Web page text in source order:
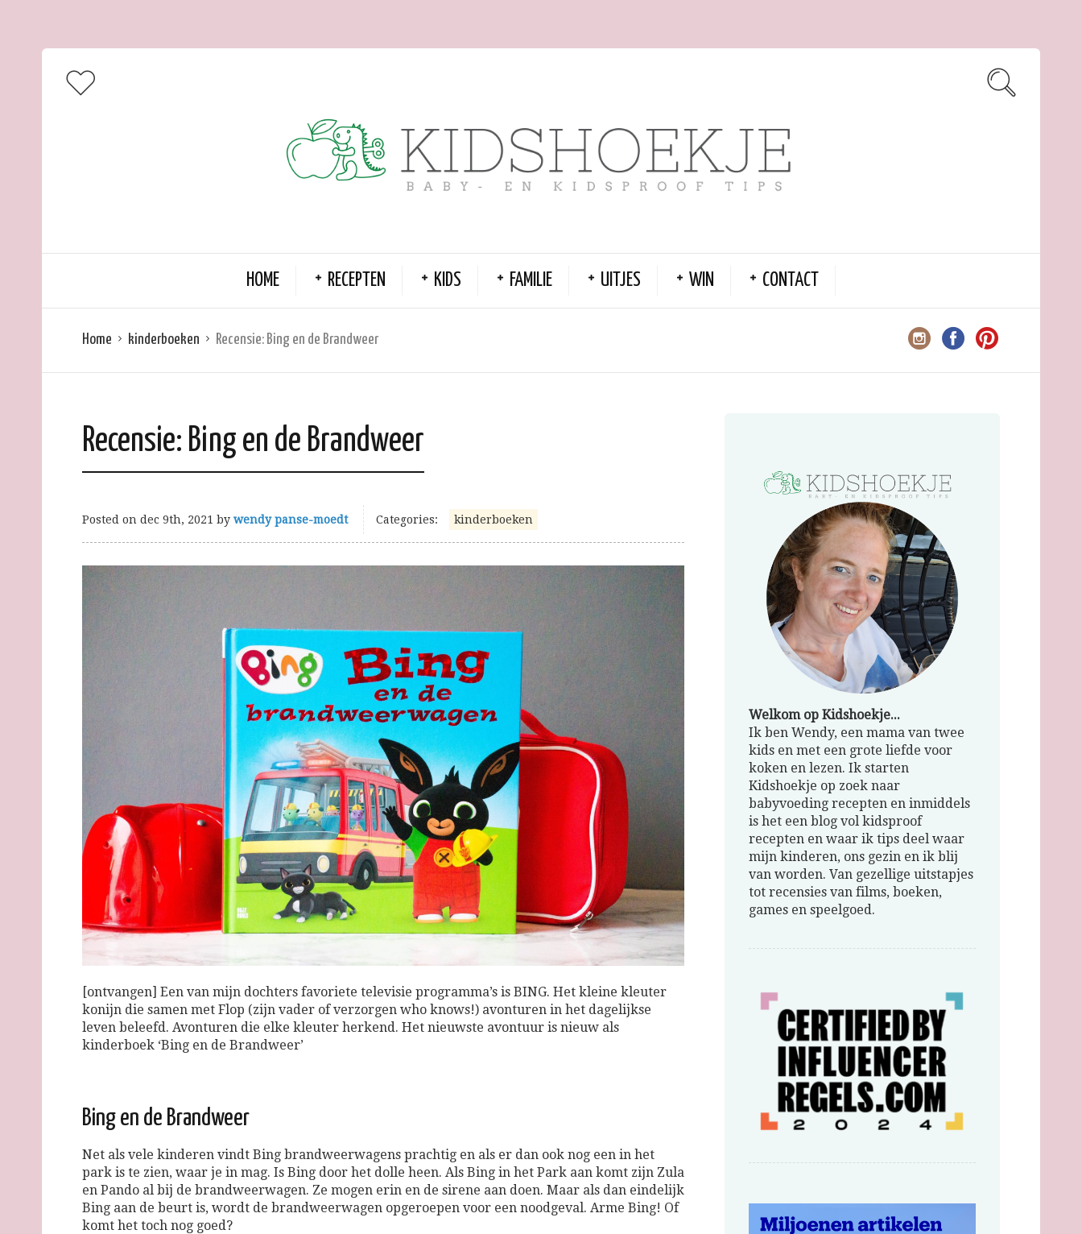
HOME RECEPTEN KIDS FAMILIE UITJES WIN CONTACT
Home kinderboeken Recensie: Bing en de Brandweer
Recensie: Bing en de Brandweer
Posted on dec 9th, 2021 by wendy panse-moedt Categories: kinderboeken
[ontvangen] Een van mijn dochters favoriete televisie programma’s is BING. Het kleine kleuter
konijn die samen met Flop (zijn vader of verzorgen who knows!) avonturen in het dagelijkse
leven beleefd. Avonturen die elke kleuter herkend. Het nieuwste avontuur is nieuw als
kinderboek ‘Bing en de Brandweer’
Bing en de Brandweer
Net als vele kinderen vindt Bing brandweerwagens prachtig en als er dan ook nog een in het
park is te zien, waar je in mag. Is Bing door het dolle heen. Als Bing in het Park aan komt zijn Zula
en Pando al bij de brandweerwagen. Ze mogen erin en de sirene aan doen. Maar als dan eindelijk
Bing aan de beurt is, wordt de brandweerwagen opgeroepen voor een noodgeval. Arme Bing! Of
komt het toch nog goed?
Welkom op Kidshoekje...
Ik ben Wendy, een mama van twee
kids en met een grote liefde voor
koken en lezen. Ik starten
Kidshoekje op zoek naar
babyvoeding recepten en inmiddels
is het een blog vol kidsproof
recepten en waar ik tips deel waar
mijn kinderen, ons gezin en ik blij
van worden. Van gezellige uitstapjes
tot recensies van films, boeken,
games en speelgoed.